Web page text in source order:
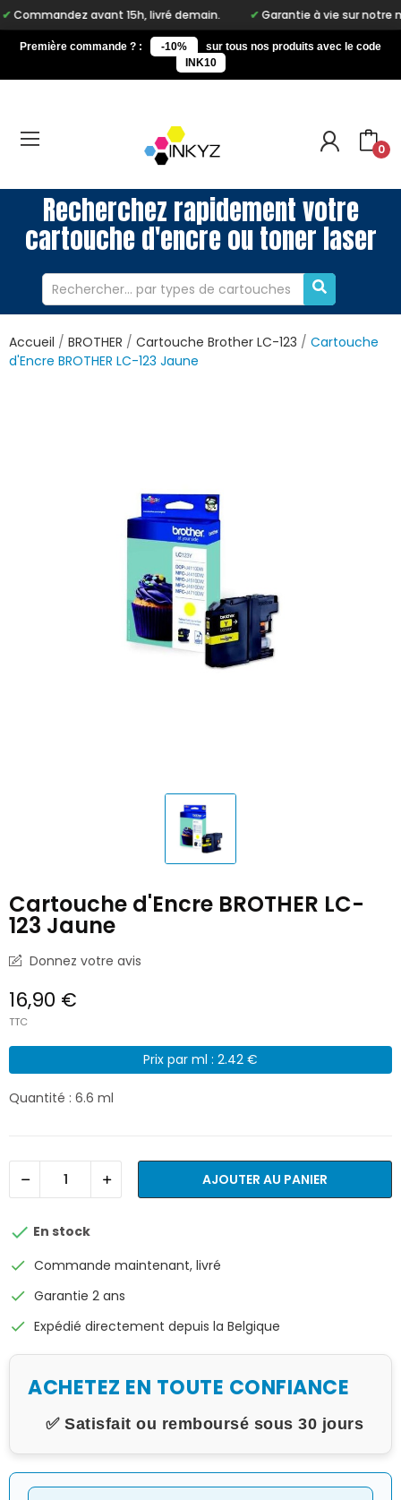
avant 15h, livré demain. Garantie à vie sur notre marque
Première commande ? : -10%
sur tous nos produits avec le code
INK10
0
Recherchez rapidement votre
cartouche d'encre ou toner laser
Accueil BROTHER Cartouche Brother LC-123
Cartouche
d'Encre BROTHER LC-123 Jaune
Cartouche d'Encre BROTHER LC-
123 Jaune
Donnez votre avis
16,90 €
TTC
Prix par ml : 2.42 €
Quantité : 6.6 ml
AJOUTER AU PANIER
 En stock
check Commande maintenant, livré
check Garantie 2 ans
check Expédié directement depuis la Belgique
ACHETEZ EN TOUTE CONFIANCE
✅ Satisfait ou remboursé sous 30 jours